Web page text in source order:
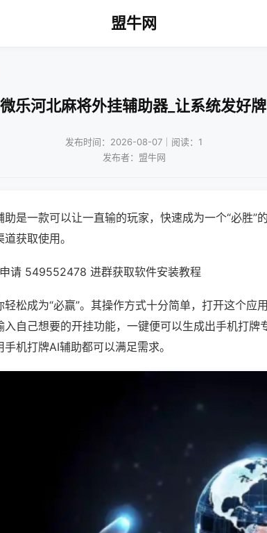
盟牛网
乐河北麻将外挂辅助器_让系统发好
发布时间：2026-08-07｜阅读：1
发布者：盟牛网
是一款可以让一直输的玩家，快速成为一个“必胜”
获取使用。
请 549552478 进群获取软件安装教程
松成为“必赢”。其操作方式十分简单，打开这个应
入自己想要的开挂功能，一键便可以生成出手机打牌
机打牌AI辅助都可以满足需求。